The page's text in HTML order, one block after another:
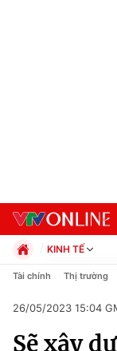
Chuyên mục
KINH TẾ
Chính trị
Pháp luật
Kinh tế
Tài chính Thị trường
26/05/2023 15:04
Sẽ xây